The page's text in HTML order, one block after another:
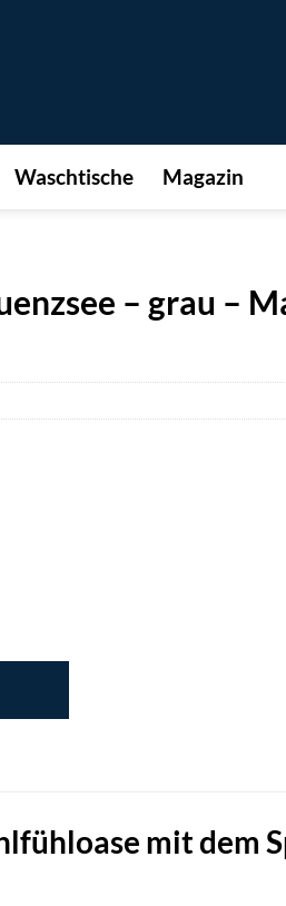
Waschtische Magazin
– grau –
mit dem